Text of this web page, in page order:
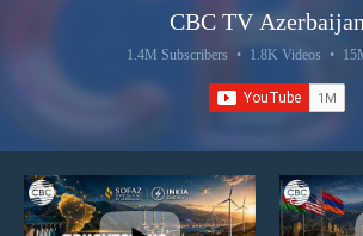
CBC TV Azerbaijan
1.4M Subscribers • 1.8K Videos •